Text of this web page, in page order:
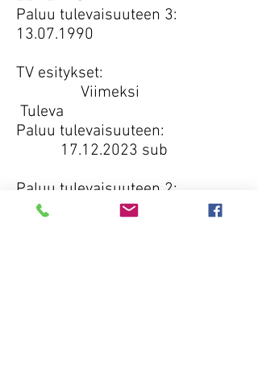
Paluu tulevaisuuteen 3:
13.07.1990
TV esitykset:
Viimeksi
Tuleva
Paluu tulevaisuuteen:
17.12.2023 sub
Paluu tulevaisuuteen 2:
18.12.2023 sub